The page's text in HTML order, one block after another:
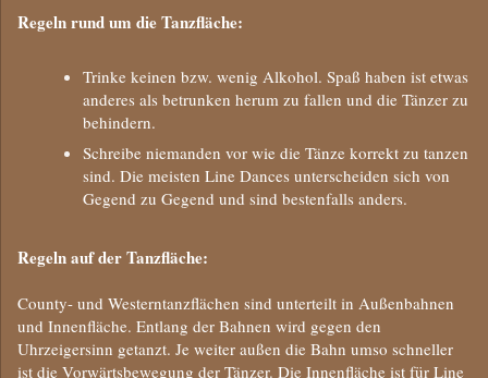
Regeln rund um die Tanzfläche:
Trinke keinen bzw. wenig Alkohol. Spaß haben ist etwas
anderes als betrunken herum zu fallen und die Tänzer zu
behindern.
Schreibe niemanden vor wie die Tänze korrekt zu tanzen
sind. Die meisten Line Dances unterscheiden sich von
Gegend zu Gegend und sind bestenfalls anders.
Regeln auf der Tanzfläche:
County- und Westerntanzflächen sind unterteilt in Außenbahnen
und Innenfläche. Entlang der Bahnen wird gegen den
Uhrzeigersinn getanzt. Je weiter außen die Bahn umso schneller
ist die Vorwärtsbewegung der Tänzer. Die Innenfläche ist für Line